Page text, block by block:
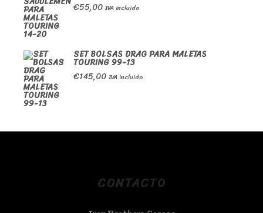
€55,00 IVA incluido
SET BOLSAS DRAG PARA MALETAS
TOURING 99-13
€145,00 IVA incluido
CONTACTO